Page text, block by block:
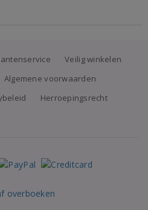
Veilig winkelen
Algemene voorwaarden
Herroepingsrecht